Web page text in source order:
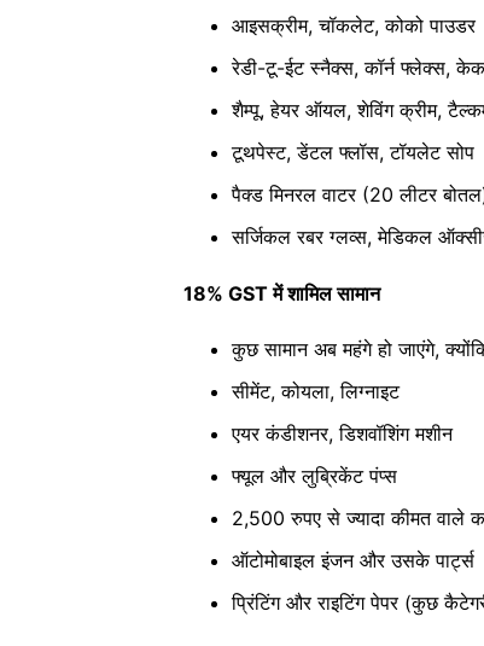
आइसक्रीम, चॉकलेट, कोको पाउडर
रेडी-टू-ईट स्नैक्स, कॉर्न फ्लेक्स,
शैम्पू, हेयर ऑयल, शेविंग क्रीम,
टूथपेस्ट, डेंटल फ्लॉस, टॉयलेट सोप
पैक्ड मिनरल वाटर (20 लीटर
सर्जिकल रबर ग्लव्स, मेडिकल
18% GST में शामिल सामान
कुछ सामान अब महंगे हो जाएंगे,
सीमेंट, कोयला, लिग्नाइट
एयर कंडीशनर, डिशवॉशिंग मशीन
फ्यूल और लुब्रिकेंट पंप्स
2,500 रुपए से ज्यादा कीमत
ऑटोमोबाइल इंजन और उसके पार्ट्स
प्रिंटिंग और राइटिंग पेपर (कुछ